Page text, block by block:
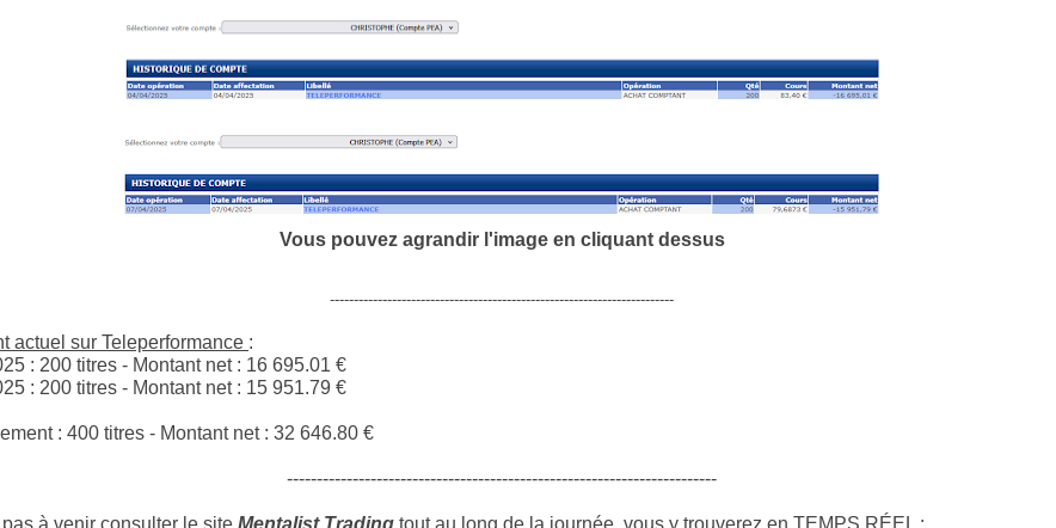
Vous pouvez agrandir l'image en cliquant dessus
------------------------------------------------------------------------
actuel sur Teleperformance :
: 200 titres - Montant net : 16 695.01 €
: 200 titres - Montant net : 15 951.79 €
: 400 titres - Montant net : 32 646.80 €
------------------------------------------------------------------------
à venir consulter le site Mentalist Trading tout au long de la journée, vous y trouverez en TEMPS RÉEL :